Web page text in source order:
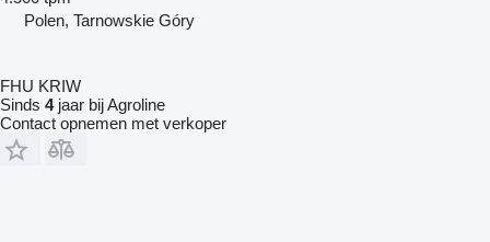
Polen, Tarnowskie Góry
FHU KRIW
Sinds 4jaar bij Agroline
Contact opnemen met verkoper